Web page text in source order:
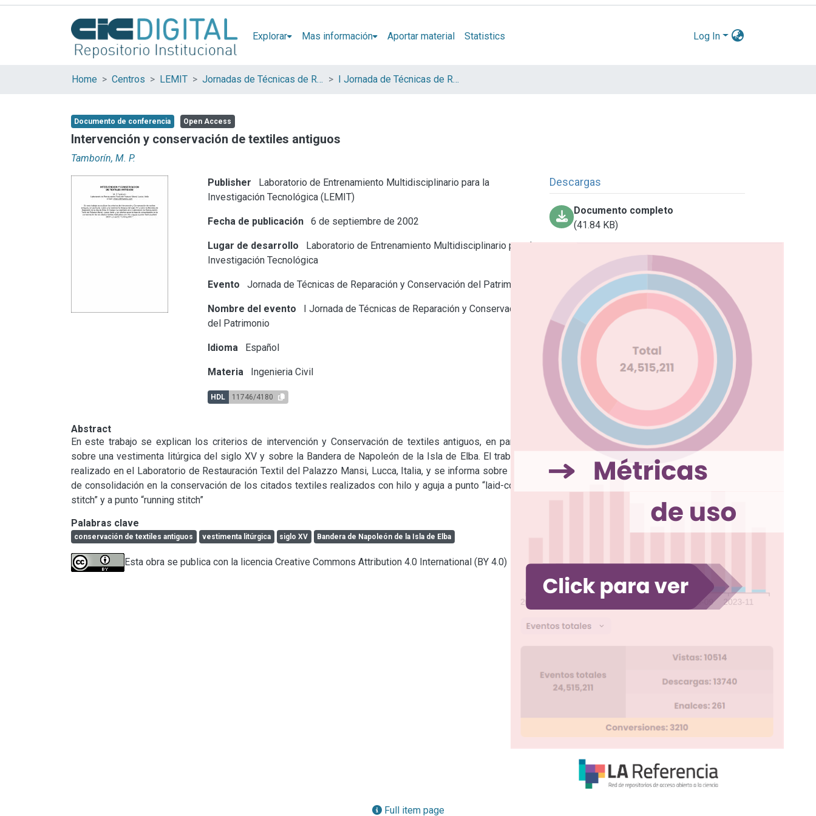
Explorar Mas información Aportar material Statistics Log In
Home Centros LEMIT Jornadas de Técnicas de Reparación y Conservación del Patrimonio (COIBRECOPA) I Jornada de Técnicas de Reparación y Conservación del Patrimonio
Documento de conferencia Open Access
Intervención y conservación de textiles antiguos
Tamborín, M. P.
Publisher
Laboratorio de Entrenamiento Multidisciplinario para la
Investigación Tecnológica (LEMIT)
Fecha de publicación 6 de septiembre de 2002
Lugar de desarrollo
Laboratorio de Entrenamiento Multidisciplinario para la
Investigación Tecnológica
Evento Jornada de Técnicas de Reparación y Conservación del Patrimonio
Nombre del evento
I Jornada de Técnicas de Reparación y Conservación
del Patrimonio
Idioma Español
Materia Ingenieria Civil
HDL 11746/4180
Descargas
Documento completo
(41.84 KB)
Abstract
En este trabajo se explican los criterios de intervención y Conservación de textiles antiguos, en particular,
sobre una vestimenta litúrgica del siglo XV y sobre la Bandera de Napoleón de la Isla de Elba. El trabajo fue
realizado en el Laboratorio de Restauración Textil del Palazzo Mansi, Lucca, Italia, y se informa sobre la fase
de consolidación en la conservación de los citados textiles realizados con hilo y aguja a punto “laid-couched
stitch” y a punto “running stitch”
Palabras clave
conservación de textiles antiguos vestimenta litúrgica siglo XV Bandera de Napoleón de la Isla de Elba
Esta obra se publica con la licencia Creative Commons Attribution 4.0 International (BY 4.0)
Full item page